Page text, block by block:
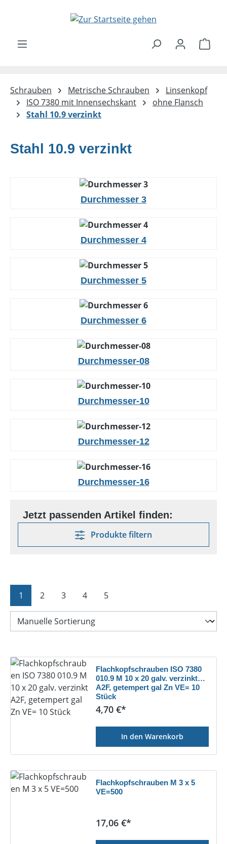
Zum Hauptinhalt springen
Schrauben Metrische Schrauben
Linsenkopf
ISO 7380 mit Innensechskant
ohne Flansch
Stahl 10.9 verzinkt
Stahl 10.9 verzinkt
Durchmesser 3
Durchmesser 4
Durchmesser 5
Durchmesser 6
Durchmesser-08
Durchmesser-10
Durchmesser-12
Durchmesser-16
Produkte filtern
Seite
1 Seite
2 Seite
3 Seite
4 Seite
5
Flachkopfschrauben ISO 7380
010.9 M 10 x 20 galv. verzinkt
A2F, getempert gal Zn VE= 10
Stück
Regulärer Preis:
4,70 €*
In den Warenkorb
Flachkopfschrauben M 3 x 5
VE=500
Regulärer Preis:
17,06 €*